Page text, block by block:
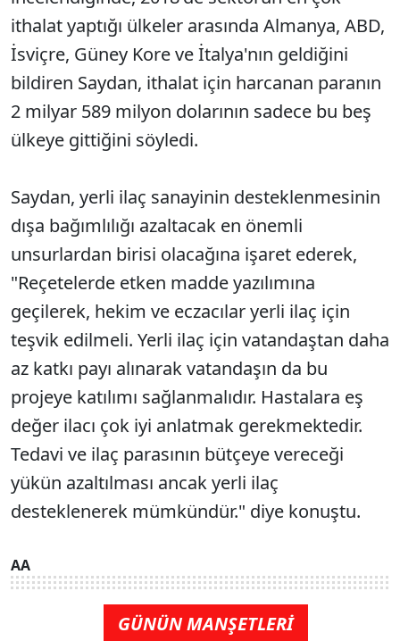
ithalat yaptığı ülkeler arasında Almanya, ABD,
İsviçre, Güney Kore ve İtalya'nın geldiğini
bildiren Saydan, ithalat için harcanan paranın
2 milyar 589 milyon dolarının sadece bu beş
ülkeye gittiğini söyledi.
Saydan, yerli ilaç sanayinin desteklenmesinin
dışa bağımlılığı azaltacak en önemli
unsurlardan birisi olacağına işaret ederek,
"Reçetelerde etken madde yazılımına
geçilerek, hekim ve eczacılar yerli ilaç için
teşvik edilmeli. Yerli ilaç için vatandaştan daha
az katkı payı alınarak vatandaşın da bu
projeye katılımı sağlanmalıdır. Hastalara eş
değer ilacı çok iyi anlatmak gerekmektedir.
Tedavi ve ilaç parasının bütçeye vereceği
yükün azaltılması ancak yerli ilaç
desteklenerek mümkündür." diye konuştu.
AA
GÜNÜN MANŞETLERİ